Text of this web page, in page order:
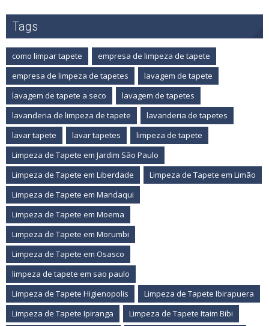
Tags
como limpar tapete
empresa de limpeza de tapete
empresa de limpeza de tapetes
lavagem de tapete
lavagem de tapete a seco
lavagem de tapetes
lavanderia de limpeza de tapete
lavanderia de tapetes
lavar tapete
lavar tapetes
limpeza de tapete
Limpeza de Tapete em Jardim São Paulo
Limpeza de Tapete em Liberdade
Limpeza de Tapete em Limão
Limpeza de Tapete em Mandaqui
Limpeza de Tapete em Moema
Limpeza de Tapete em Morumbi
Limpeza de Tapete em Osasco
limpeza de tapete em sao paulo
Limpeza de Tapete Higienopolis
Limpeza de Tapete Ibirapuera
Limpeza de Tapete Ipiranga
Limpeza de Tapete Itaim Bibi